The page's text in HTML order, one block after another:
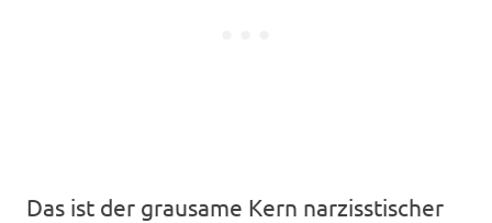
Das ist der grausame Kern narzisstischer